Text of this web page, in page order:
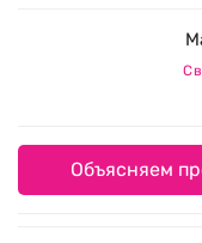
Объясняем